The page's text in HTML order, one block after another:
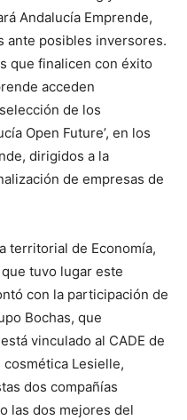
Andalucía Emprende,
ante posibles inversores.
que finalicen con éxito
acceden
de los
Open Future’, en los
dirigidos a la
de empresas de
territorial de Economía,
tuvo lugar este
con la participación de
Bochas, que
vinculado al CADE de
cosmética Lesielle,
dos compañías
las dos mejores del